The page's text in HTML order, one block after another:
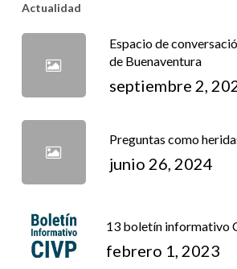
Actualidad
Espacio de
de Buenaventura
septiembre 2,
Preguntas como
junio 26, 2024
13 boletín informativo
febrero 1, 2023